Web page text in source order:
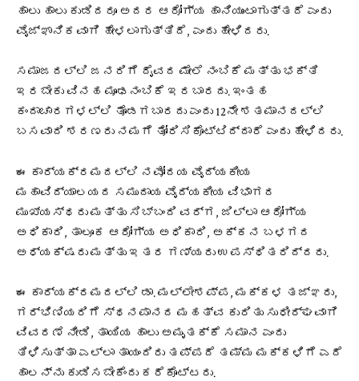
ಹಾಲು ಹಾಲು ಕುಡಿದರೂ ಅದರ ಆರೋಗ್ಯ ಹಾನಿಯುಂಟಾಗುತ್ತದೆ ಎಂದು
ವೈಜ್ಞಾನಿಕವಾಗಿ ಹೇಳಲಾಗುತ್ತಿದೆ, ಎಂದು ಹೇಳಿದರು.
ಸಮಾಜದಲ್ಲಿ ಜನರಿಗೆ ದೈವದ ಮೇಲೆ ನಂಬಿಕೆ ಮತ್ತು ಭಕ್ತಿ
ಇರಬೇಕು ವಿನಹ ಮೂಢನಂಬಿಕೆ ಇರಬಾರದು. ಇಂತಹ
ಕಂದಾಚಾರಗಳಲ್ಲಿ ತೊಡಗಬಾರದು ಎಂದು 12ನೇ ಶತಮಾನದಲ್ಲಿ
ಬಸವಾದಿ ಶರಣರು ನಮಗೆ ತೋರಿಸಿಕೊಟ್ಟಿದ್ದಾರೆ ಎಂದು ಹೇಳಿದರು.
ಈ ಕಾರ್ಯಕ್ರಮದಲ್ಲಿ ನವೋದಯ ವೈದ್ಯಕೀಯ
ಮಹಾವಿದ್ಯಾಲಯದ ಸಮುದಾಯ ವೈದ್ಯಕೀಯ ವಿಭಾಗದ
ಮುಖ್ಯಸ್ಥರು ಮತ್ತು ಸಿಬ್ಬಂದಿ ವರ್ಗ, ಜಿಲ್ಲಾ ಆರೋಗ್ಯ
ಅಧಿಕಾರಿ, ತಾಲೂಕ ಆರೋಗ್ಯ ಅಧಿಕಾರಿ, ಅಕ್ಕನ ಬಳಗದ
ಅಧ್ಯಕ್ಷರು ಮತ್ತು ಇತರ ಗಣ್ಯರು ಉಪಸ್ಥಿತರಿದ್ದರು.
ಈ ಕಾರ್ಯಕ್ರಮದಲ್ಲಿ ಡಾ. ಮಲ್ಲೇಶಪ್ಪ, ಮಕ್ಕಳ ತಜ್ಞರು,
ಗರ್ಭಿಣಿಯರಿಗೆ ಸ್ಥನಪಾನದ ಮಹತ್ವ ಕುರಿತು ಸುಧೀರ್ಘವಾಗಿ
ವಿವರಣೆ ನೀಡಿ, ತಾಯಿಯ ಹಾಲು ಅಮೃತಕ್ಕೆ ಸಮಾನ ಎಂದು
ತಿಳಿಸುತ್ತಾ ಎಲ್ಲಾ ತಾಯಂದಿರು ತಪ್ಪದೆ ತಮ್ಮ ಮಕ್ಕಳಿಗೆ ಎದೆ
ಹಾಲನ್ನು ಕುಡಿಸಬೇಕೆಂದು ಕರೆಕೊಟ್ಟರು.